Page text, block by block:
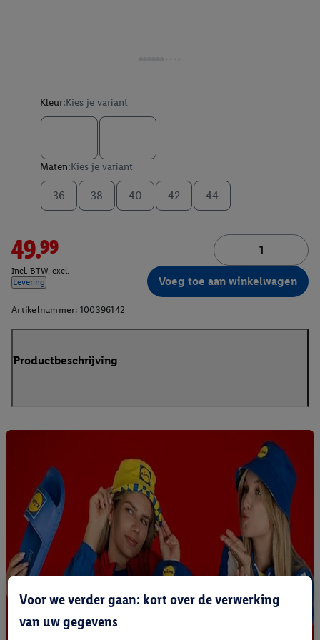
Kleur:Kies je variant
Maten:Kies je variant
36 38 40 42 44
49.99
Incl. BTW. excl.
Levering
Voeg toe aan winkelwagen
Artikelnummer: 100396142
Productbeschrijving
Voor we verder gaan: kort over de verwerking
van uw gegevens